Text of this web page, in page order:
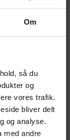
Om
så du
og
vores trafik.
bliver delt
og analyse.
med andre
Pull
fra
til
2 x
i bag.
største